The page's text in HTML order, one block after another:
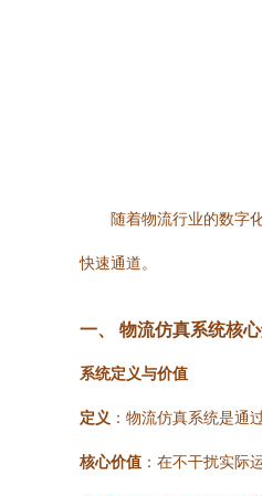
随着物流行业的数字
快速通道。
一、 物流仿真系统核
系统定义与价值
定义 ：物流仿真系统是通
核心价值 ：在不干扰实际